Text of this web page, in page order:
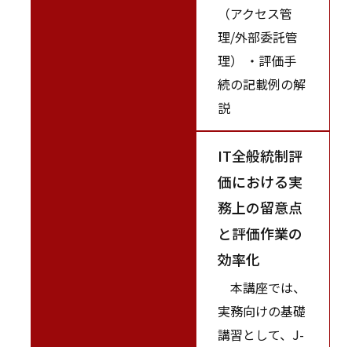
（アクセス管
理/外部委託管
理） ・評価手
続の記載例の解
説
IT全般統制評
価における実
務上の留意点
と評価作業の
効率化
本講座では、
実務向けの基礎
講習として、J-